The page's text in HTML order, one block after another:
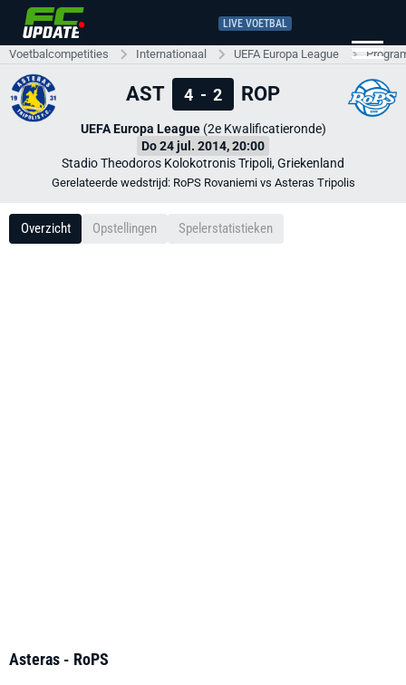
LIVE VOETBAL
Voetbalcompetities Internationaal UEFA Europa League
AST 4 - 2 ROP
UEFA Europa League(2e Kwalificatieronde)
Do 24 jul. 2014, 20:00
Stadio Theodoros Kolokotronis Tripoli, Griekenland
Gerelateerde wedstrijd: RoPS Rovaniemi vs Asteras Tripolis
Overzicht Opstellingen Spelerstatistieken
Asteras - RoPS